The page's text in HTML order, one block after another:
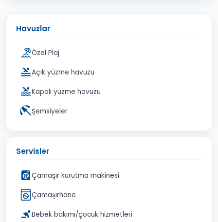
Havuzlar
Özel Plaj
Açık yüzme havuzu
Kapalı yüzme havuzu
Şemsiyeler
Servisler
Çamaşır kurutma makinesi
Çamaşırhane
Bebek bakımı/çocuk hizmetleri